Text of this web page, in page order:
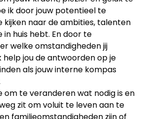
ik door jouw potentieel te
kijken naar de ambities, talenten
in huis hebt. En door te
welke omstandigheden jij
help jou de antwoorden op je
als jouw interne kompas
om te veranderen wat nodig is en
zit om voluit te leven aan te